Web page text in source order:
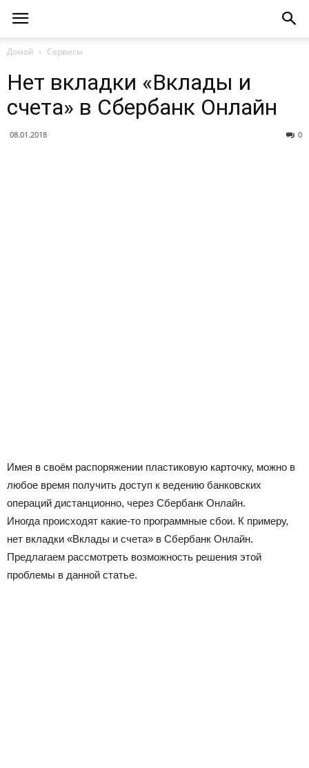
Домой Сервисы
Нет вкладки «Вклады и
счета» в Сбербанк Онлайн
08.01.2018 0
Имея в своём распоряжении пластиковую карточку, можно в
любое время получить доступ к ведению банковских
операций дистанционно, через Сбербанк Онлайн.
Иногда происходят какие-то программные сбои. К примеру,
нет вкладки «Вклады и счета» в Сбербанк Онлайн.
Предлагаем рассмотреть возможность решения этой
проблемы в данной статье.